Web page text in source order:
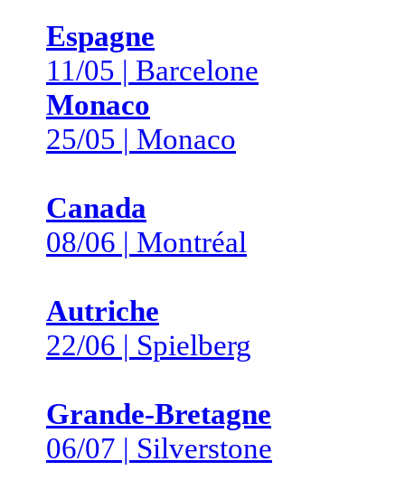
Espagne
11/05 | Barcelone
Monaco
25/05 | Monaco
Canada
08/06 | Montréal
Autriche
22/06 | Spielberg
Grande-Bretagne
06/07 | Silverstone